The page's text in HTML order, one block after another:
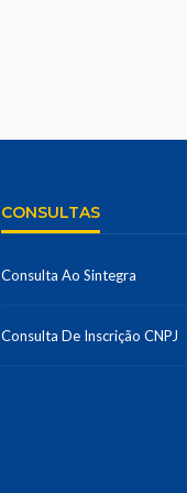
CONSULTAS
Consulta Ao Sintegra
Consulta De Inscrição CNPJ